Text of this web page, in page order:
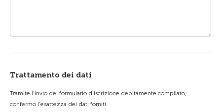
Trattamento dei dati
Tramite l'invio del formulario d'iscrizione debitamente compilato,
confermo l'esattezza dei dati forniti.